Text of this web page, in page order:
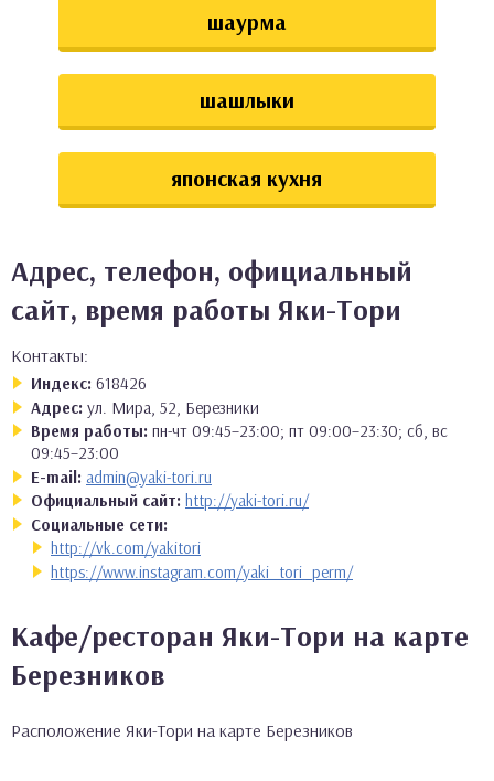
шаурма
шашлыки
японская кухня
Адрес, телефон, официальный
сайт, время работы Яки-Тори
Контакты:
Индекс: 618426
Адрес: ул. Мира, 52, Березники
Время работы: пн-чт 09:45–23:00; пт 09:00–23:30; сб, вс
09:45–23:00
E-mail: admin@yaki-tori.ru
Официальный сайт: http://yaki-tori.ru/
Социальные сети:
http://vk.com/yakitori
https://www.instagram.com/yaki_tori_perm/
Кафе/ресторан Яки-Тори на карте
Березников
Расположение Яки-Тори на карте Березников